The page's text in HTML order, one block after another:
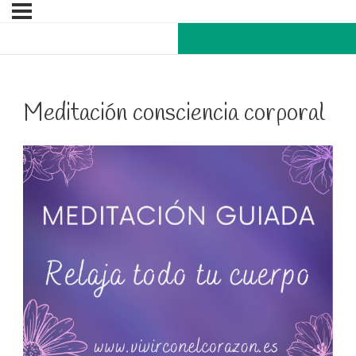
Meditación consciencia corporal